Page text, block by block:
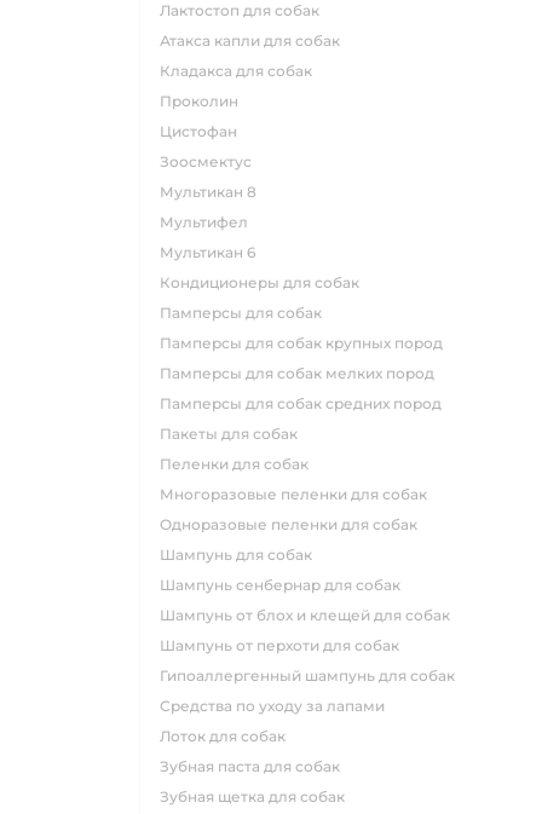
лактостоп для собак
атакса капли для собак
кладакса для собак
проколин
цистофан
зоосмектус
мультикан 8
мультифел
мультикан 6
кондиционеры для собак
памперсы для собак
памперсы для собак крупных пород
памперсы для собак мелких пород
памперсы для собак средних пород
пакеты для собак
пеленки для собак
многоразовые пеленки для собак
одноразовые пеленки для собак
шампунь для собак
шампунь сенбернар для собак
шампунь от блох и клещей для собак
шампунь от перхоти для собак
гипоаллергенный шампунь для собак
средства по уходу за лапами
лоток для собак
зубная паста для собак
зубная щетка для собак